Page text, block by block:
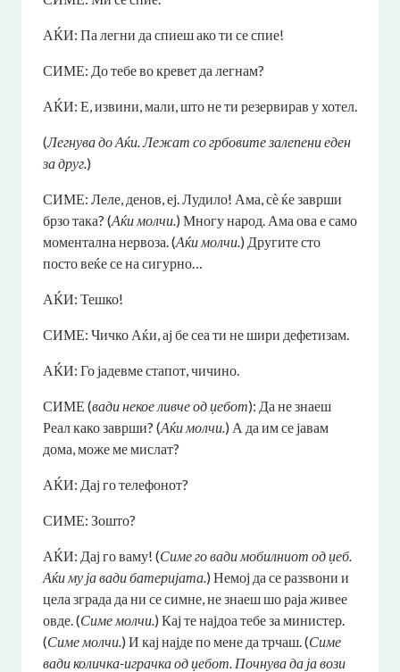
АЌИ: Па легни да спиеш ако ти се спие!
СИМЕ: До тебе во кревет да легнам?
АЌИ: Е, извини, мали, што не ти резервирав у хотел.
(Легнува до Аќи. Лежат со грбовите залепени еден
за друг.)
СИМЕ: Леле, денов, еј. Лудило! Ама, сѐ ќе заврши
брзо така? (Аќи молчи.) Многу народ. Ама ова е само
моментална нервоза. (Аќи молчи.) Другите сто
посто веќе се на сигурно…
АЌИ: Тешко!
СИМЕ: Чичко Аќи, ај бе сеа ти не шири дефетизам.
АЌИ: Го јадевме стапот, чичино.
СИМЕ (вади некое ливче од џебот): Да не знаеш
Реал како заврши? (Аќи молчи.) А да им се јавам
дома, може ме мислат?
АЌИ: Дај го телефонот?
СИМЕ: Зошто?
АЌИ: Дај го ваму! (Симе го вади мобилниот од џеб.
Аќи му ја вади батеријата.) Немој да се разѕвони и
цела зграда да ни се симне, не знаеш шо раја живее
овде. (Симе молчи.) Кај те најдоа тебе за министер.
(Симе молчи.) И кај најде по мене да трчаш. (Симе
вади количка-играчка од џебот. Почнува да ја вози